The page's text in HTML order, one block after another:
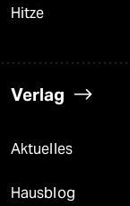
Hitze
Verlag
Aktuelles
Hausblog